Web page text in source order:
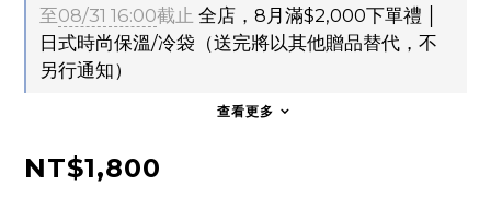
至08/31 16:00截止 全店，8月滿$2,000下單禮 │
日式時尚保溫/冷袋（送完將以其他贈品替代，不
另行通知）
查看更多
NT$1,800